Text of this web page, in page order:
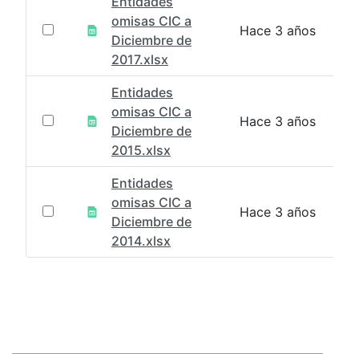
omisas CIC a
Diciembre de
2017.xlsx
Hace 3 años
Entidades
omisas CIC a
Diciembre de
2015.xlsx
Hace 3 años
Entidades
omisas CIC a
Diciembre de
2014.xlsx
Hace 3 años